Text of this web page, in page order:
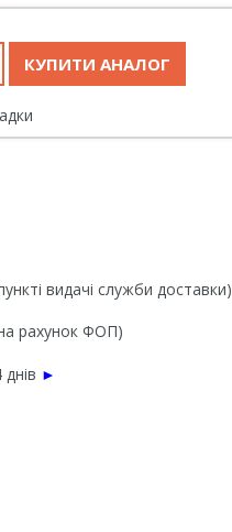
видачі служби доставки)
рахунок ФОП)
►